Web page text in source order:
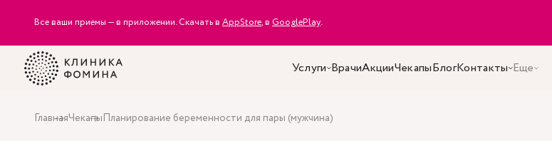
Все ваши приемы — в приложении. Скачать в AppStore, в GooglePlay.
Услуги ВрачиАкцииЧекапыБлогКонтакты Еще
ГлавнаяЧекапыПланирование беременности для пары (мужчина)